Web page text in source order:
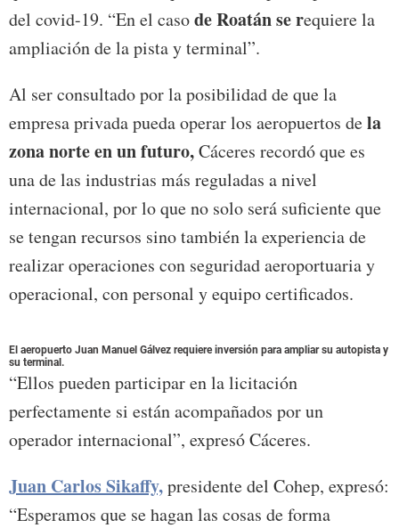
del covid-19. “En el casode Roatán se requiere la
ampliación de la pista y terminal”.
Al ser consultado por la posibilidad de que la
empresa privada pueda operar los aeropuertos dela
zona norte en un futuro,Cáceres recordó que es
una de las industrias más reguladas a nivel
internacional, por lo que no solo será suficiente que
se tengan recursos sino también la experiencia de
realizar operaciones con seguridad aeroportuaria y
operacional, con personal y equipo certificados.
El aeropuerto Juan Manuel Gálvez requiere inversión para ampliar su autopista y
su terminal.
“Ellos pueden participar en la licitación
perfectamente si están acompañados por un
operador internacional”, expresó Cáceres.
Juan Carlos Sikaffy,presidente del Cohep, expresó:
“Esperamos que se hagan las cosas de forma